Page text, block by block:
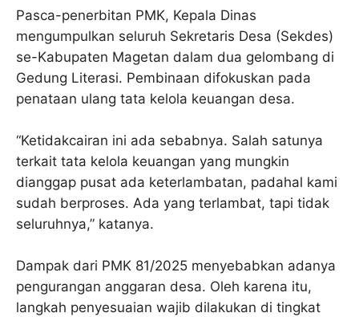
Pasca-penerbitan PMK, Kepala Dinas
mengumpulkan seluruh Sekretaris Desa (Sekdes)
se-Kabupaten Magetan dalam dua gelombang di
Gedung Literasi. Pembinaan difokuskan pada
penataan ulang tata kelola keuangan desa.
“Ketidakcairan ini ada sebabnya. Salah satunya
terkait tata kelola keuangan yang mungkin
dianggap pusat ada keterlambatan, padahal kami
sudah berproses. Ada yang terlambat, tapi tidak
seluruhnya,” katanya.
Dampak dari PMK 81/2025 menyebabkan adanya
pengurangan anggaran desa. Oleh karena itu,
langkah penyesuaian wajib dilakukan di tingkat